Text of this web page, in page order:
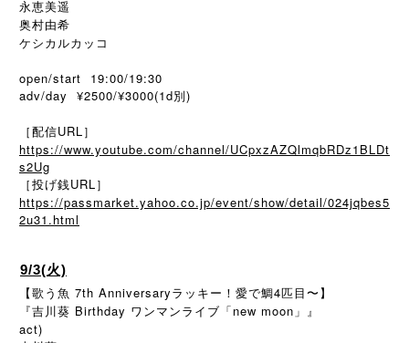
永恵美遥
奥村由希
ケシカルカッコ
open/start 19:00/19:30
adv/day ¥2500/¥3000(1d別)
［配信URL］
https://www.youtube.com/channel/UCpxzAZQlmqbRDz1BLDt
s2Ug
［投げ銭URL］
https://passmarket.yahoo.co.jp/event/show/detail/024jqbes5
2u31.html
9/3(火)
【歌う魚 7th Anniversaryラッキー！愛で鯛4匹目〜】
『吉川葵 Birthday ワンマンライブ「new moon」』
act)